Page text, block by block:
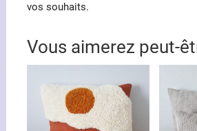
vos souhaits.
Vous aimerez peut-